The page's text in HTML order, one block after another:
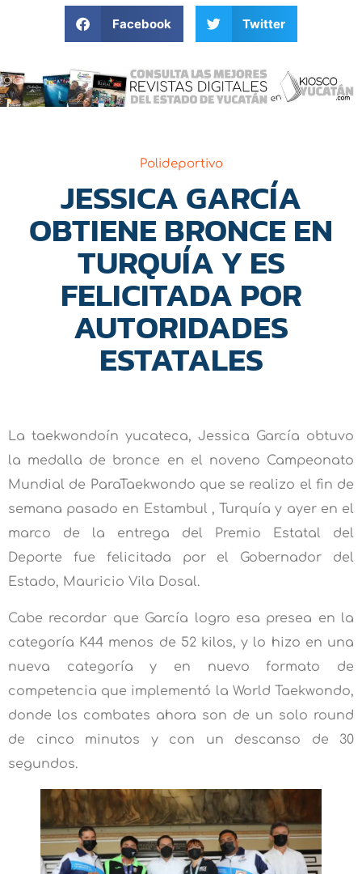
Facebook Twitter
Polideportivo
JESSICA GARCÍA
OBTIENE BRONCE EN
TURQUÍA Y ES
FELICITADA POR
AUTORIDADES
ESTATALES
La taekwondoín yucateca, Jessica García obtuvo
la medalla de bronce en el noveno Campeonato
Mundial de ParaTaekwondo que se realizo el fin de
semana pasado en Estambul , Turquía y ayer en el
marco de la entrega del Premio Estatal del
Deporte fue felicitada por el Gobernador del
Estado, Mauricio Vila Dosal.
Cabe recordar que García logro esa presea en la
categoría K44 menos de 52 kilos, y lo hizo en una
nueva categoría y en nuevo formato de
competencia que implementó la World Taekwondo,
donde los combates ahora son de un solo round
de cinco minutos y con un descanso de 30
segundos.